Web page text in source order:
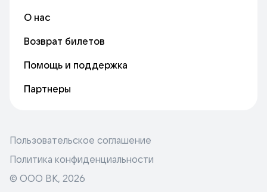
О нас
Возврат билетов
Помощь и поддержка
Партнеры
Пользовательское соглашение
Политика конфиденциальности
© ООО ВК, 2026